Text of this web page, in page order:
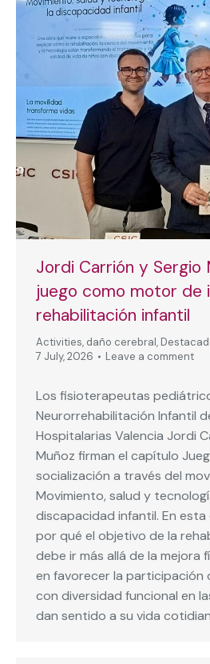
Jordi Carrión y Sergio
juego como motor de
rehabilitación infantil
Activities, daño cerebral,
7 July, 2026
Leave a comment
Los fisioterapeutas
Neurorrehabilitación Infantil
Hospitalarias Valencia Jordi
Muñoz firman el capítulo
socialización a través del
Movimiento, salud y
discapacidad infantil. En
por qué el objetivo de la
debe ir más allá de la mejora
en favorecer la participación
con diversidad funcional en
dan sentido a su vida